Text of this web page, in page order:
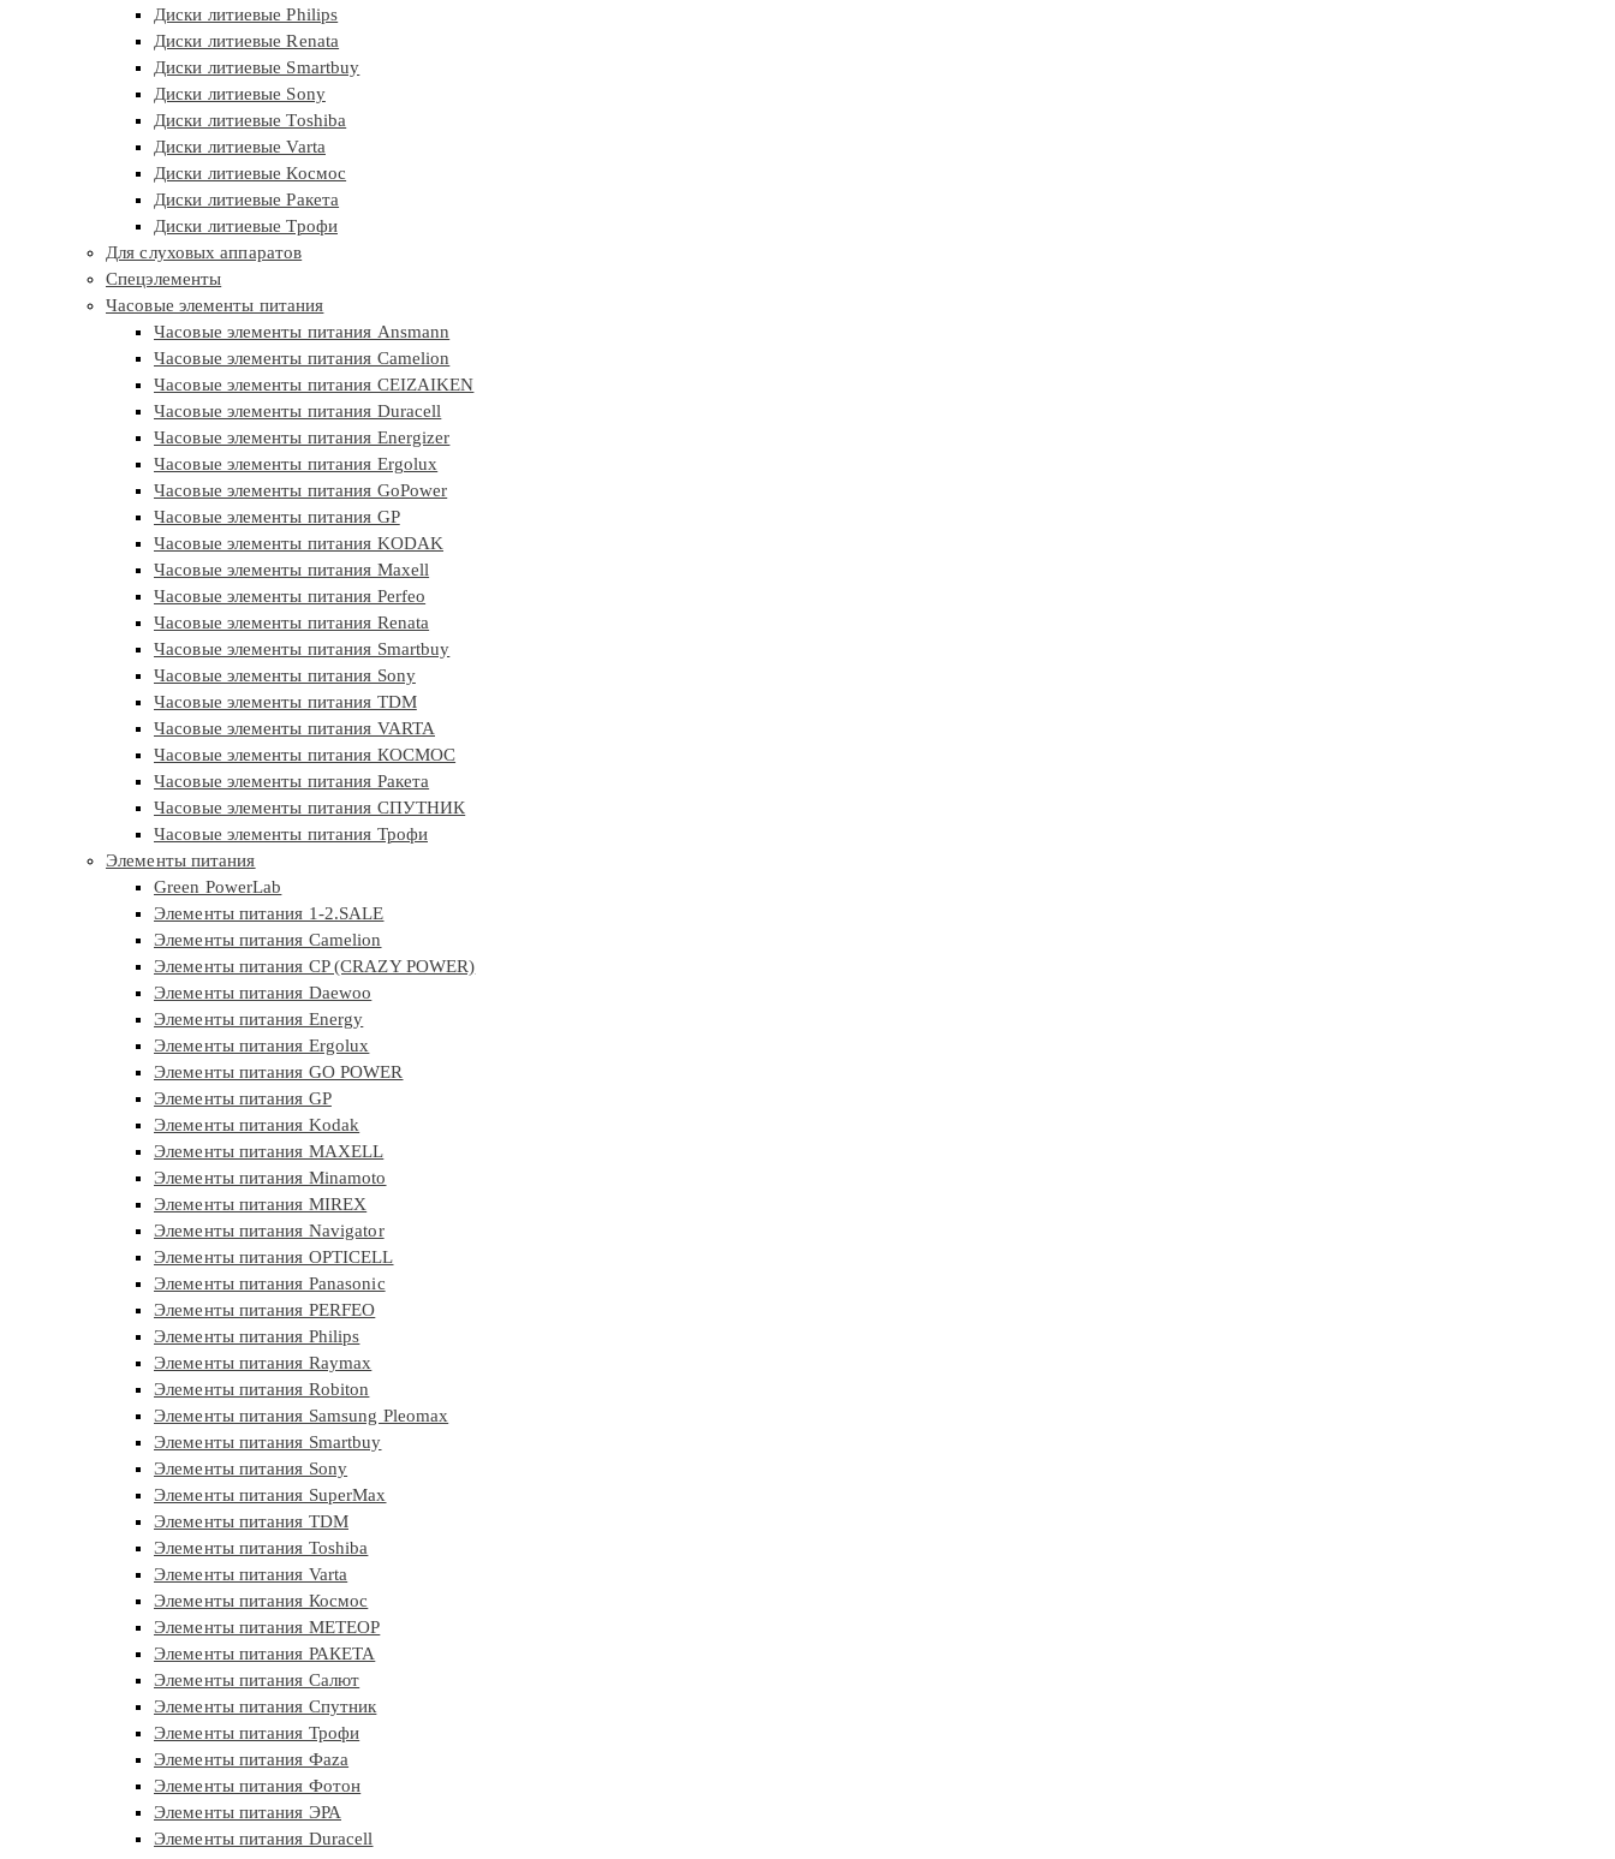
Диски литиевые Philips
Диски литиевые Renata
Диски литиевые Smartbuy
Диски литиевые Sony
Диски литиевые Toshiba
Диски литиевые Varta
Диски литиевые Космос
Диски литиевые Ракета
Диски литиевые Трофи
Для слуховых аппаратов
Спецэлементы
Часовые элементы питания
Часовые элементы питания Ansmann
Часовые элементы питания Camelion
Часовые элементы питания CEIZAIKEN
Часовые элементы питания Duracell
Часовые элементы питания Energizer
Часовые элементы питания Ergolux
Часовые элементы питания GoPower
Часовые элементы питания GP
Часовые элементы питания KODAK
Часовые элементы питания Maxell
Часовые элементы питания Perfeo
Часовые элементы питания Renata
Часовые элементы питания Smartbuy
Часовые элементы питания Sony
Часовые элементы питания TDM
Часовые элементы питания VARTA
Часовые элементы питания КОСМОС
Часовые элементы питания Ракета
Часовые элементы питания СПУТНИК
Часовые элементы питания Трофи
Элементы питания
Green PowerLab
Элементы питания 1-2.SALE
Элементы питания Camelion
Элементы питания CP (CRAZY POWER)
Элементы питания Daewoo
Элементы питания Energy
Элементы питания Ergolux
Элементы питания GO POWER
Элементы питания GP
Элементы питания Kodak
Элементы питания MAXELL
Элементы питания Minamoto
Элементы питания MIREX
Элементы питания Navigator
Элементы питания OPTICELL
Элементы питания Panasonic
Элементы питания PERFEO
Элементы питания Philips
Элементы питания Raymax
Элементы питания Robiton
Элементы питания Samsung Pleomax
Элементы питания Smartbuy
Элементы питания Sony
Элементы питания SuperMax
Элементы питания TDM
Элементы питания Toshiba
Элементы питания Varta
Элементы питания Космос
Элементы питания МЕТЕОР
Элементы питания РАКЕТА
Элементы питания Салют
Элементы питания Спутник
Элементы питания Трофи
Элементы питания Фaza
Элементы питания Фотон
Элементы питания ЭРА
Элементы питания Duracell